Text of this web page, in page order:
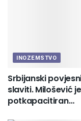
INOZEMSTVO
Srbijanski
slaviti. Milošević
potkapacitiran…